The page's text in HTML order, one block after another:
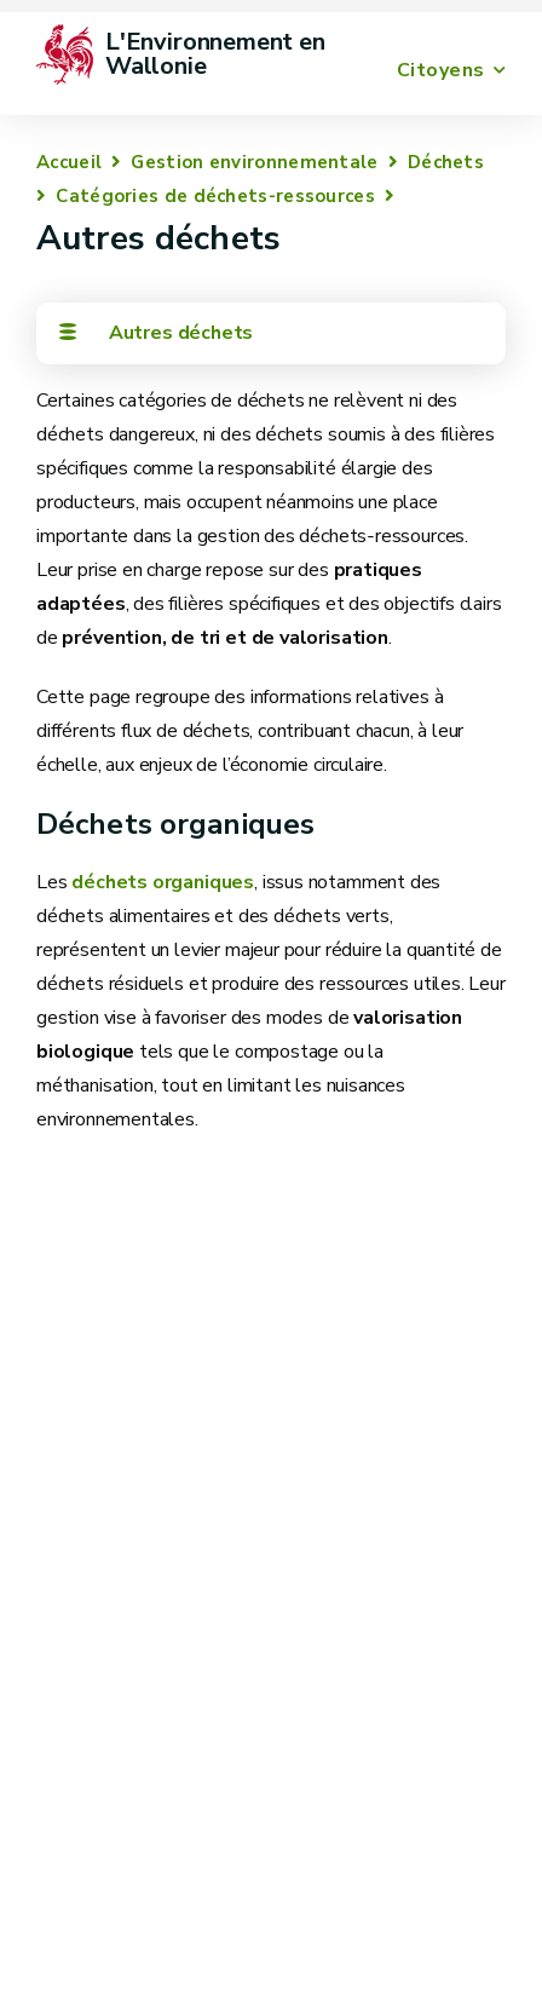
Citoyens
L'Environnement en
Wallonie
Accueil Gestion environnementale
Déchets
Catégories de déchets-ressources
Autres déchets
Autres déchets
Certaines catégories de déchets ne relèvent ni des
déchets dangereux, ni des déchets soumis à des filières
spécifiques comme la responsabilité élargie des
producteurs, mais occupent néanmoins une place
importante dans la gestion des déchets‑ressources.
Leur prise en charge repose sur des pratiques
adaptées, des filières spécifiques et des objectifs clairs
de prévention, de tri et de valorisation.
Cette page regroupe des informations relatives à
différents flux de déchets, contribuant chacun, à leur
échelle, aux enjeux de l’économie circulaire.
Déchets organiques
Les déchets organiques, issus notamment des
déchets alimentaires et des déchets verts,
représentent un levier majeur pour réduire la quantité de
déchets résiduels et produire des ressources utiles. Leur
gestion vise à favoriser des modes devalorisation
biologique tels que le compostage ou la
méthanisation, tout en limitant les nuisances
environnementales.